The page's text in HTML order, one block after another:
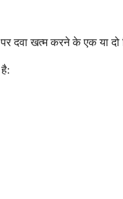
दवा खत्म करने के एक या दो